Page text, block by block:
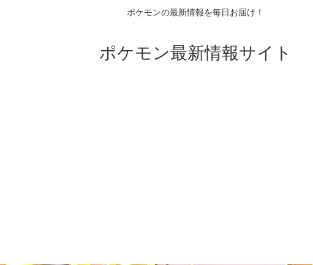
ポケモンの最新情報を毎日お届け！
ポケモン最新情報サイト